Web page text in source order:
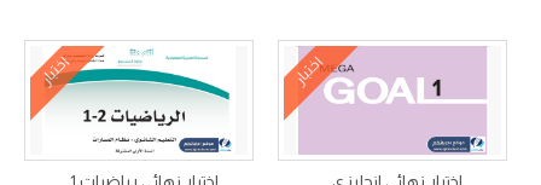
اختبار
اختبار نهائي انجليزي
اختبار
اختبار نهائي رياضيات 1